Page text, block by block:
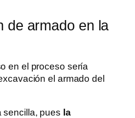
de armado en la
en el proceso sería
el armado del
sencilla, pues la